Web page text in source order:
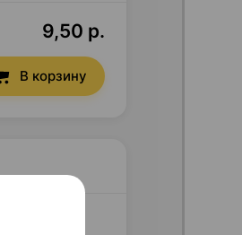
9,50 р.
В корзину